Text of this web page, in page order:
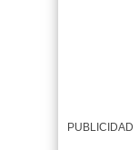
PUBLICIDAD